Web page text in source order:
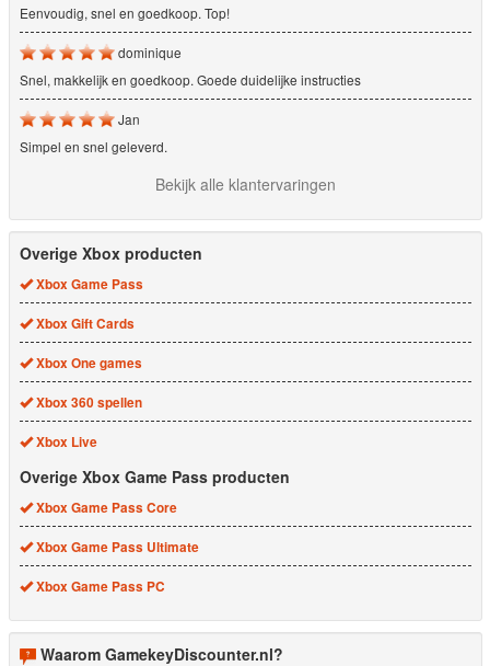
Eenvoudig, snel en goedkoop. Top!
dominique
Snel, makkelijk en goedkoop. Goede duidelijke instructies
Jan
Simpel en snel geleverd.
Bekijk alle klantervaringen
Overige Xbox producten
Xbox Game Pass
Xbox Gift Cards
Xbox One games
Xbox 360 spellen
Xbox Live
Overige Xbox Game Pass producten
Xbox Game Pass Core
Xbox Game Pass Ultimate
Xbox Game Pass PC
Waarom GamekeyDiscounter.nl?